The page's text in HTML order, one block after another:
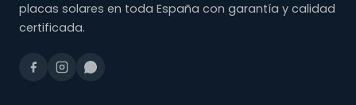
placas solares en toda España con garantía y calidad
certificada.